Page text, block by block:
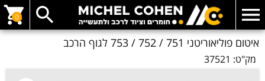
0
איטום פוליאוריטני 751 / 752 / 753 לגוף הרכב
מק"ט: 37521